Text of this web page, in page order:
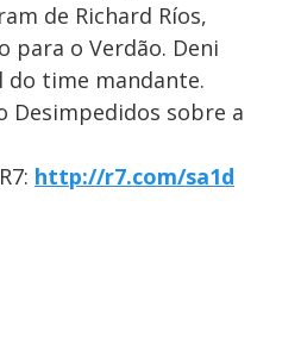
de Richard Ríos,
para o Verdão. Deni
do time mandante.
Desimpedidos sobre a
http://r7.com/sa1d